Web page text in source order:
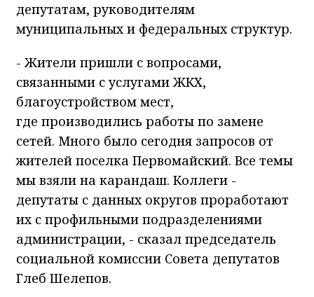
депутатам, руководителям
муниципальных и федеральных структур.
- Жители пришли с вопросами,
связанными с услугами ЖКХ,
благоустройством мест,
где производились работы по замене
сетей. Много было сегодня запросов от
жителей поселка Первомайский. Все темы
мы взяли на карандаш. Коллеги -
депутаты с данных округов проработают
их с профильными подразделениями
администрации, - сказал председатель
социальной комиссии Совета депутатов
Глеб Шелепов.